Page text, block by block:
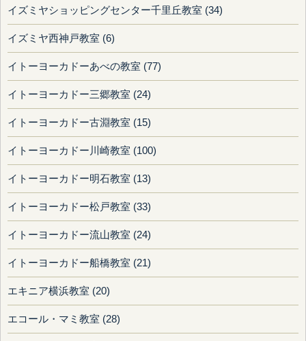
イズミヤショッピングセンター千里丘教室 (34)
イズミヤ西神戸教室 (6)
イトーヨーカドーあべの教室 (77)
イトーヨーカドー三郷教室 (24)
イトーヨーカドー古淵教室 (15)
イトーヨーカドー川崎教室 (100)
イトーヨーカドー明石教室 (13)
イトーヨーカドー松戸教室 (33)
イトーヨーカドー流山教室 (24)
イトーヨーカドー船橋教室 (21)
エキニア横浜教室 (20)
エコール・マミ教室 (28)